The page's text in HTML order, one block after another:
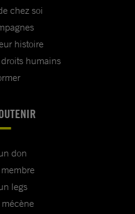
chez soi
histoire
humains
don
legs